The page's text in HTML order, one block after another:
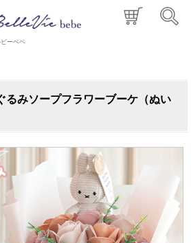
ーベベ
るみソープフラワーブーケ（ぬい